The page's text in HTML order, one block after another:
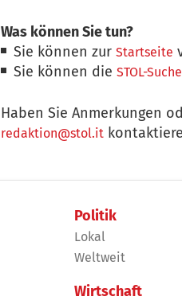
Was können Sie tun?
Sie können zurStartseite
Sie können dieSTOL-Suche
Haben Sie Anmerkungen
redaktion@stol.it
Politik
Lokal
Weltweit
Wirtschaft